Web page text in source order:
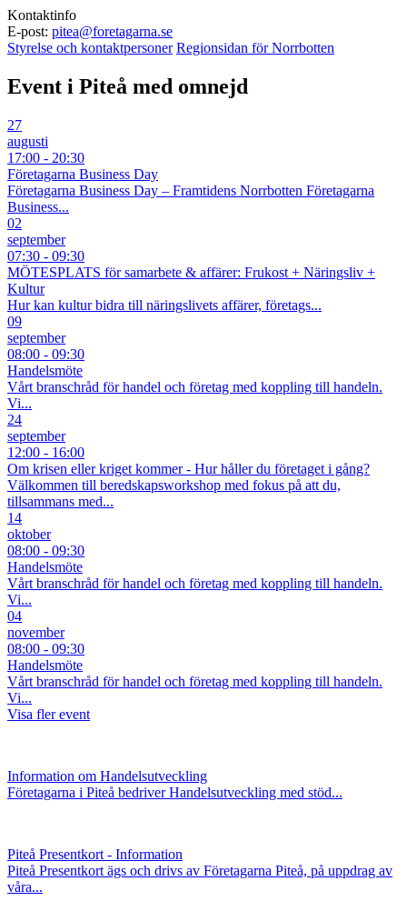
Kontaktinfo
E-post: pitea@foretagarna.se
Styrelse och kontaktpersoner Regionsidan för Norrbotten
Event i Piteå med omnejd
27
augusti
17:00 - 20:30
Företagarna Business Day
Företagarna Business Day – Framtidens Norrbotten Företagarna
Business...
02
september
07:30 - 09:30
MÖTESPLATS för samarbete & affärer: Frukost + Näringsliv +
Kultur
Hur kan kultur bidra till näringslivets affärer, företags...
09
september
08:00 - 09:30
Handelsmöte
Vårt branschråd för handel och företag med koppling till handeln.
Vi...
24
september
12:00 - 16:00
Om krisen eller kriget kommer - Hur håller du företaget i gång?
Välkommen till beredskapsworkshop med fokus på att du,
tillsammans med...
14
oktober
08:00 - 09:30
Handelsmöte
Vårt branschråd för handel och företag med koppling till handeln.
Vi...
04
november
08:00 - 09:30
Handelsmöte
Vårt branschråd för handel och företag med koppling till handeln.
Vi...
Visa fler event
Information om Handelsutveckling
Företagarna i Piteå bedriver Handelsutveckling med stöd...
Piteå Presentkort - Information
Piteå Presentkort ägs och drivs av Företagarna Piteå, på uppdrag av
våra...